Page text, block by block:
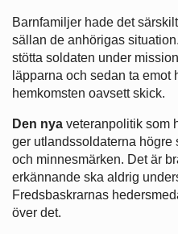
Barnfamiljer hade det
sällan de anhörigas
stötta soldaten under
läpparna och sedan ta emot
hemkomsten oavsett skick.
Den nya veteranpolitik som
ger utlandssoldaterna högre
och minnesmärken. Det är
erkännande ska aldrig
Fredsbaskrarnas
över det.